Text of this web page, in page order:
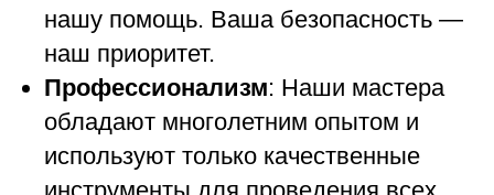
нашу помощь. Ваша безопасность —
наш приоритет.
Профессионализм: Наши мастера
обладают многолетним опытом и
используют только качественные